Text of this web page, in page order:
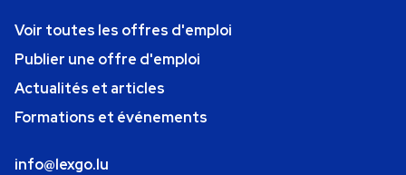
Voir toutes les offres d'emploi
Publier une offre d'emploi
Actualités et articles
Formations et événements
info@lexgo.lu